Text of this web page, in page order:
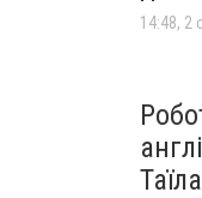
14:48, 2